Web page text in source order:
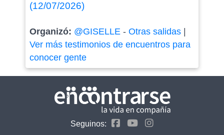
(12/07/2026)
Organizó: @GISELLE- Otras salidas|
Ver más testimonios de encuentros para
conocer gente
Seguinos: